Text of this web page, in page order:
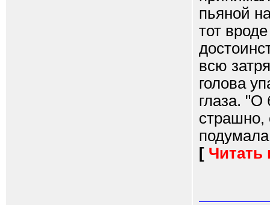
пьяной
тот
всю
голова
глаза. "О
страшно,
[ Читать